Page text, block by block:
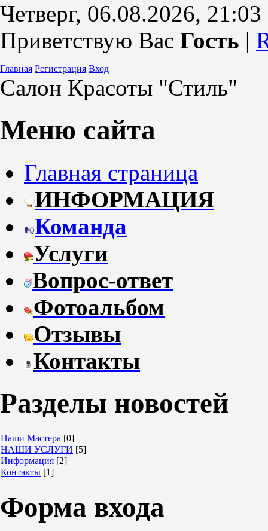
Четверг, 06.08.2026, 21:03
Приветствую Вас Гость |
Главная Регистрация Вход
Салон Красоты "Стиль"
Меню сайта
Главная страница
ИНФОРМАЦИЯ
Команда
Услуги
Вопрос-ответ
Фотоальбом
Отзывы
Контакты
Разделы новостей
Наши Мастера [0]
НАШИ УСЛУГИ [5]
Информация [2]
Контакты [1]
Форма входа